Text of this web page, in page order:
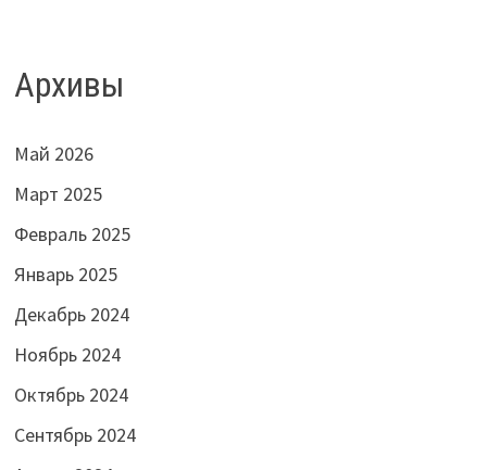
Архивы
Май 2026
Март 2025
Февраль 2025
Январь 2025
Декабрь 2024
Ноябрь 2024
Октябрь 2024
Сентябрь 2024